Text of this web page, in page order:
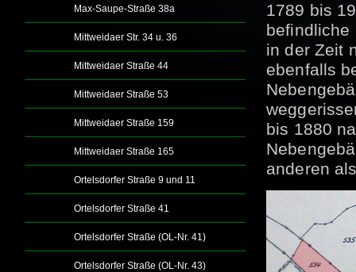
Max-Saupe-Straße 38a
Mittweidaer Str. 34 u. 36
Mittweidaer Straße 44
Mittweidaer Straße 53
Mittweidaer Straße 159
Mittweidaer Straße 165
Ortelsdorfer Straße 9 und 11
Ortelsdorfer Straße 41
Ortelsdorfer Straße (OL-Nr. 41)
Ortelsdorfer Straße (OL-Nr. 43)
1789 bis
befindliche
in der Zeit
ebenfalls
bis 1880
anderen